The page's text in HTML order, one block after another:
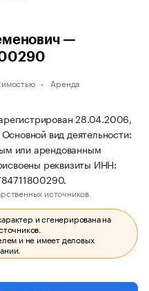
—
Аренда
28.04.2006,
вид деятельности:
или арендованным
реквизиты ИНН:
источников.
и сгенерирована на
и не имеет деловых